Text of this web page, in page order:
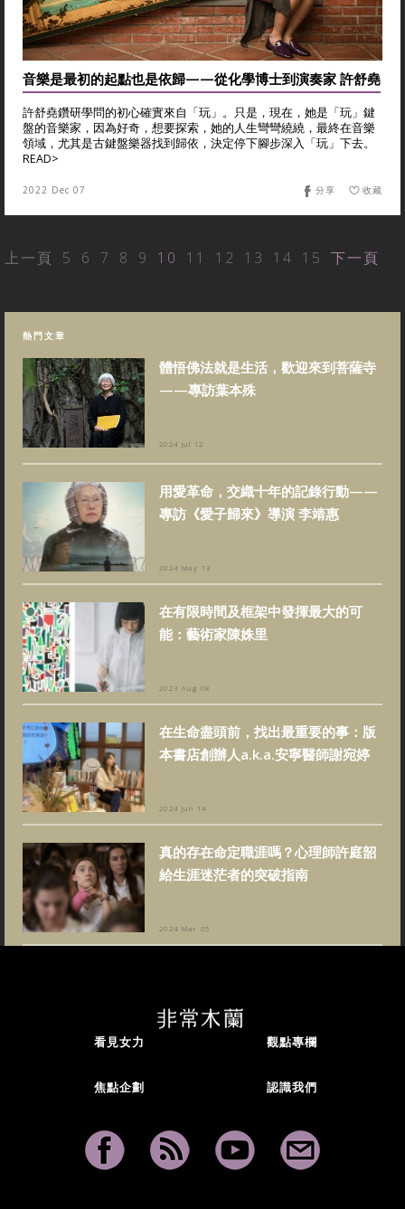
音樂是最初的起點也是依歸——從化學博士到演奏家 許舒堯
許舒堯鑽研學問的初心確實來自「玩」。只是，現在，她是「玩」鍵
盤的音樂家，因為好奇，想要探索，她的人生彎彎繞繞，最終在音樂
領域，尤其是古鍵盤樂器找到歸依，決定停下腳步深入「玩」下去。
READ>
2022 Dec 07 收藏
分享
上一頁 5 6 7 8 9 10 11 12 13 14 15 下一頁
熱門文章
體悟佛法就是生活，歡迎來到菩薩寺
——專訪葉本殊
2024 Jul 12
用愛革命，交織十年的記錄行動——
專訪《愛子歸來》導演 李靖惠
2024 May 13
在有限時間及框架中發揮最大的可
能：藝術家陳姝里
2023 Aug 08
在生命盡頭前，找出最重要的事：版
本書店創辦人a.k.a.安寧醫師謝宛婷
2024 Jun 14
真的存在命定職涯嗎？心理師許庭韶
給生涯迷茫者的突破指南
2024 Mar 05
看見女力 觀點專欄
焦點企劃 認識我們